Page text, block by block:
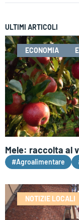
ULTIMI ARTICOLI
ECONOMIA
Mele: raccolta al
#Agroalimentare
NOTIZIE LOCALI